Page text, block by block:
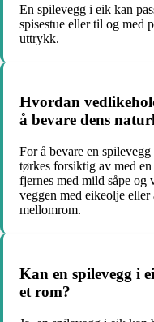
En spilevegg i eik kan
spisestue eller til og med
uttrykk.
Hvordan
å bevare dens
For å bevare en
tørkes forsiktig av med
fjernes med mild såpe og
veggen med eikeolje eller
mellomrom.
Kan en spilevegg i
et rom?